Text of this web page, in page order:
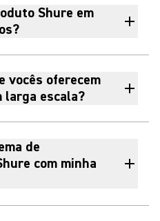
Shure em
vocês oferecem
larga escala?
de
com minha